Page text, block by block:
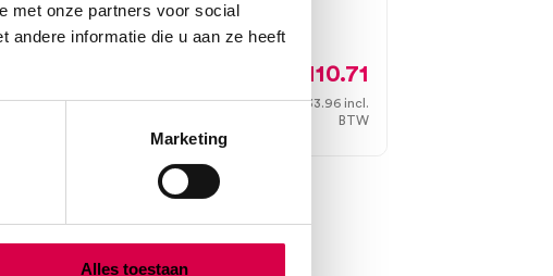
met onze partners voor social
andere informatie die u aan ze heeft
Marketing
Alles toestaan
54.26
23cm, wit
110.71
133.96 incl.
BTW